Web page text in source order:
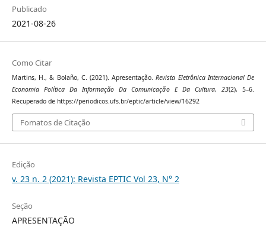
Publicado
2021-08-26
Como Citar
Martins, H., & Bolaño, C. (2021). Apresentação.Revista Eletrônica Internacional De
Economia Política Da Informação Da Comunicação E Da Cultura, 23(2), 5–6.
Recuperado de https://periodicos.ufs.br/eptic/article/view/16292
Fomatos de Citação
Edição
v. 23 n. 2 (2021): Revista EPTIC Vol 23, N° 2
Seção
APRESENTAÇÃO